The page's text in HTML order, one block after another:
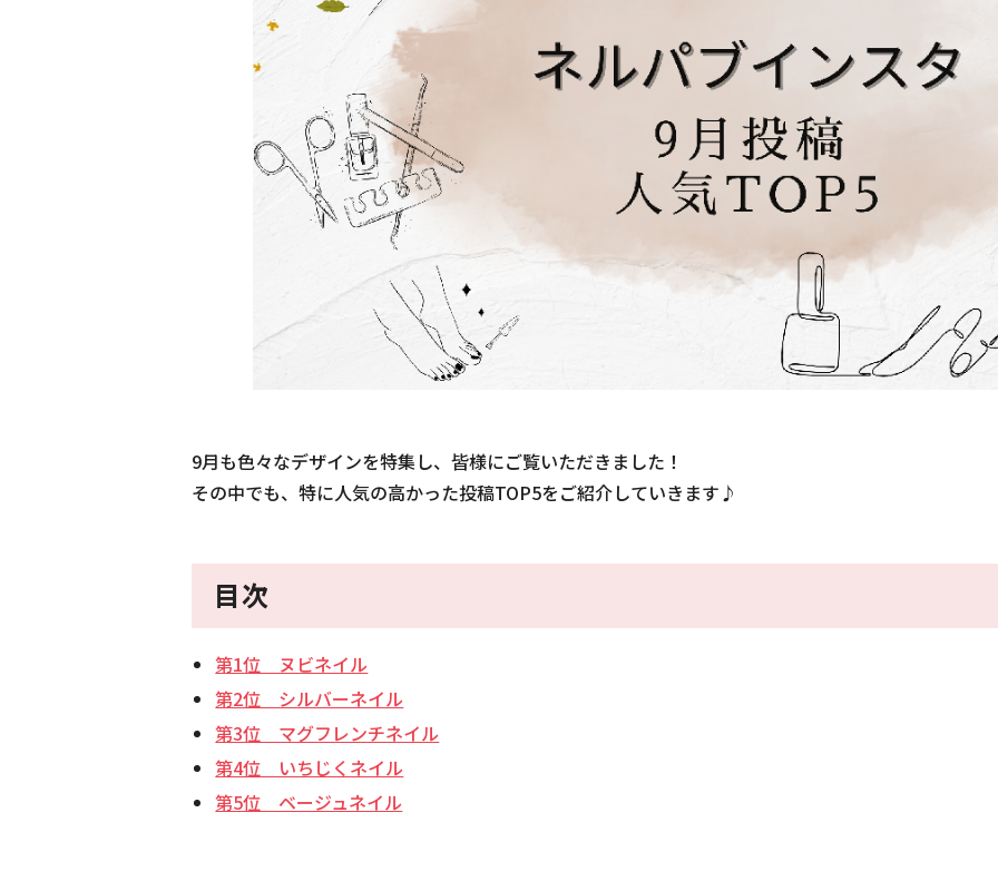
9月も色々なデザインを特集し、皆様にご覧いただきました！
その中でも、特に人気の高かった投稿TOP5をご紹介していきます♪
目次
第1位 ヌビネイル
第2位 シルバーネイル
第3位 マグフレンチネイル
第4位 いちじくネイル
第5位 ベージュネイル